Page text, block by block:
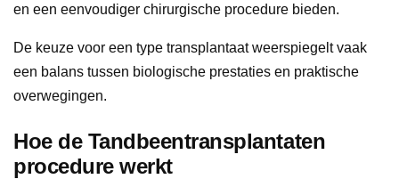
en een eenvoudiger chirurgische procedure bieden.
De keuze voor een type transplantaat weerspiegelt vaak
een balans tussen biologische prestaties en praktische
overwegingen.
Hoe de Tandbeentransplantaten
procedure werkt